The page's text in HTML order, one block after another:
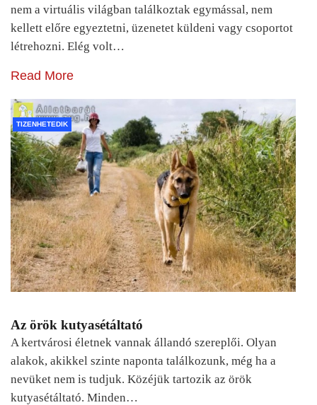
nem a virtuális világban találkoztak egymással, nem
kellett előre egyeztetni, üzenetet küldeni vagy csoportot
létrehozni. Elég volt…
Read More
TIZENHETEDIK
Az örök kutyasétáltató
A kertvárosi életnek vannak állandó szereplői. Olyan
alakok, akikkel szinte naponta találkozunk, még ha a
nevüket nem is tudjuk. Közéjük tartozik az örök
kutyasétáltató. Minden…